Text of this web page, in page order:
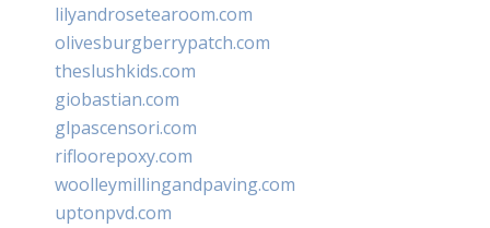
lilyandrosetearoom.com
olivesburgberrypatch.com
theslushkids.com
giobastian.com
glpascensori.com
rifloorepoxy.com
woolleymillingandpaving.com
uptonpvd.com